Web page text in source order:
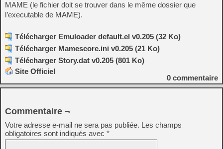
MAME (le fichier doit se trouver dans le même dossier que
l’executable de MAME).
Télécharger Emuloader default.el v0.205 (32 Ko)
Télécharger Mamescore.ini v0.205 (21 Ko)
Télécharger Story.dat v0.205 (801 Ko)
Site Officiel
0 commentaire
Commentaire ¬
Votre adresse e-mail ne sera pas publiée. Les champs
obligatoires sont indiqués avec *